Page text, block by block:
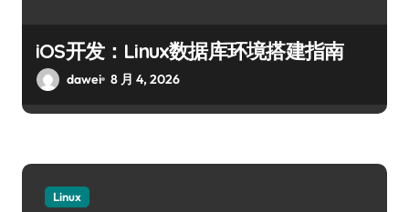
iOS开发：Linux数据库环境搭建指南
dawei 8 月 4, 2026
Linux